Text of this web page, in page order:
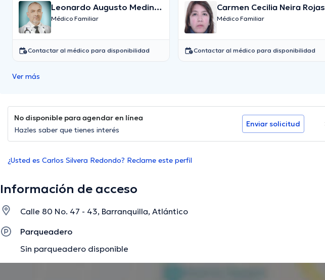
Leonardo Augusto Medina
Ospina
Médico Familiar
Contactar al médico para disponibilidad
Carmen Cecilia Neira Rojas
Médico Familiar
Contactar al médico para disponibilidad
Ver más
No disponible para agendar en línea
Hazles saber que tienes interés
Enviar solicitud
¿Usted es Carlos Silvera Redondo? Reclame este perfil
Información de acceso
Calle 80 No. 47 - 43, Barranquilla, Atlántico
Parqueadero
Sin parqueadero disponible